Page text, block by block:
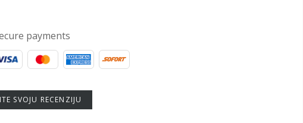
payments
SVOJU RECENZIJU